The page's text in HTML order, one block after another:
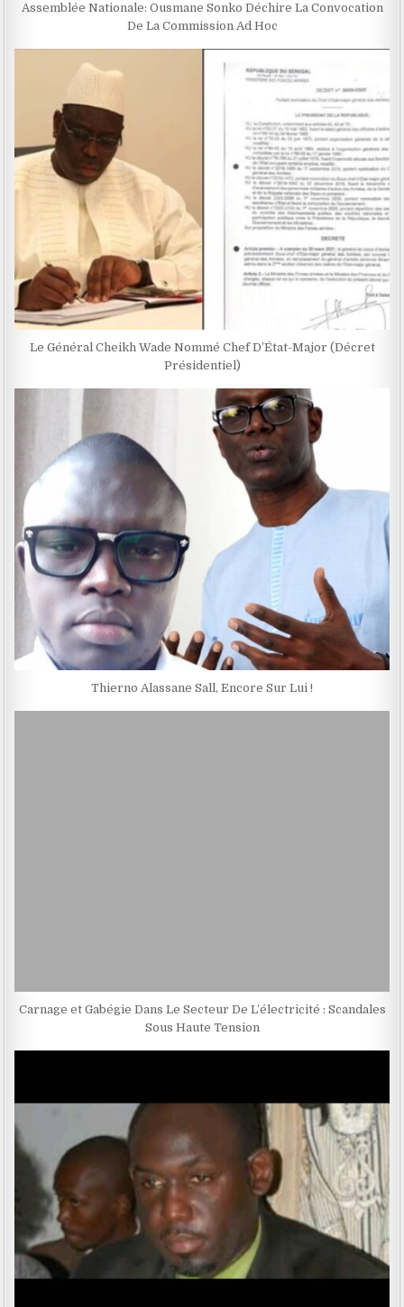
Assemblée Nationale: Ousmane Sonko Déchire La Convocation
De La Commission Ad Hoc
Le Général Cheikh Wade Nommé Chef D’État-Major (Décret
Présidentiel)
Thierno Alassane Sall, Encore Sur Lui !
Carnage et Gabégie Dans Le Secteur De L’électricité : Scandales
Sous Haute Tension